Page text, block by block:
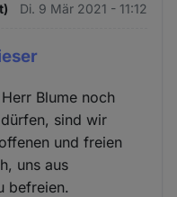
Di. 9 Mär 2021 - 11:12
Blume noch
sind wir
und freien
uns aus
befreien.